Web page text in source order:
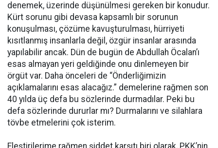
denemek, üzerinde düşünülmesi gereken bir konudur.
Kürt sorunu gibi devasa kapsamlı bir sorunun
konuşulması, çözüme kavuşturulması, hürriyeti
kısıtlanmış insanlarla değil, özgür insanlar arasında
yapılabilir ancak. Dün de bugün de Abdullah Öcalan’ı
esas almayan yeri geldiğinde onu dinlemeyen bir
örgüt var. Daha önceleri de “Önderliğimizin
açıklamalarını esas alacağız.” demelerine rağmen son
40 yılda üç defa bu sözlerinde durmadılar. Peki bu
defa sözlerinde dururlar mı? Durmalarını ve silahlara
tövbe etmelerini çok isterim.